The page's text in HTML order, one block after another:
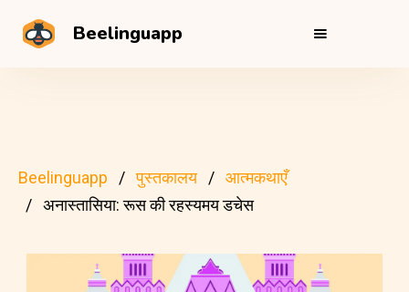
Beelinguapp
Beelinguapp पुस्तकालय
आत्मकथाएँ
अनास्तासिया: रूस की रहस्यमय डचेस